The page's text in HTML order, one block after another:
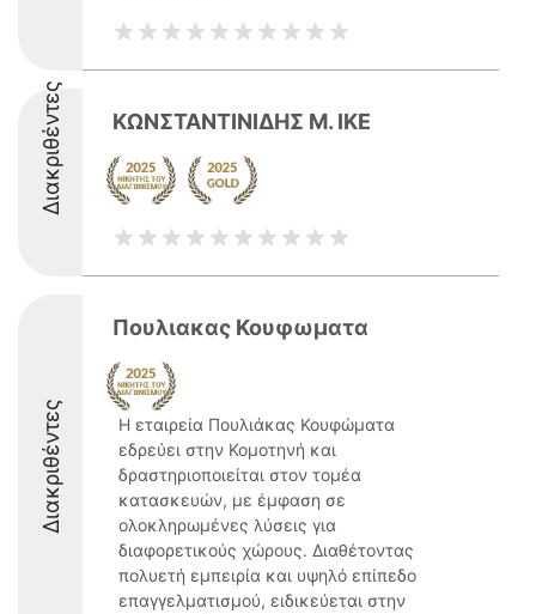
Διακριθέντες ΚΩΝΣΤΑΝΤΙΝΙΔΗΣ Μ. ΙΚΕ
Διακριθέντες
Πουλιακας Κουφωματα
Η εταιρεία Πουλιάκας Κουφώματα
εδρεύει στην Κομοτηνή και
δραστηριοποιείται στον τομέα
κατασκευών, με έμφαση σε
ολοκληρωμένες λύσεις για
διαφορετικούς χώρους. Διαθέτοντας
πολυετή εμπειρία και υψηλό επίπεδο
επαγγελματισμού, ειδικεύεται στην